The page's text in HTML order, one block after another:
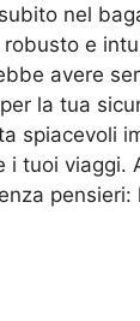
nel
e
avere
la tua
spiacevoli
i tuoi viaggi.